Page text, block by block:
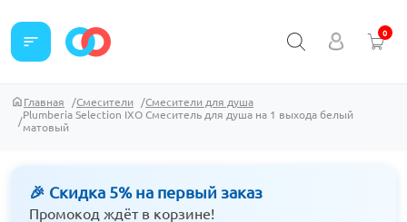
sort 0
Главная Смесители
Смесители для душа
Plumberia Selection IXO Смеситель для душа на 1 выхода белый
матовый
🎉 Скидка 5% на первый заказ
Промокод ждёт в корзине!